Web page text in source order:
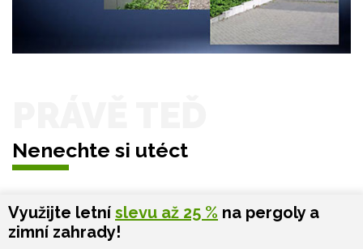
Nenechte si utéct
Využijte letní slevu až 25 % na pergoly a
zimní zahrady!